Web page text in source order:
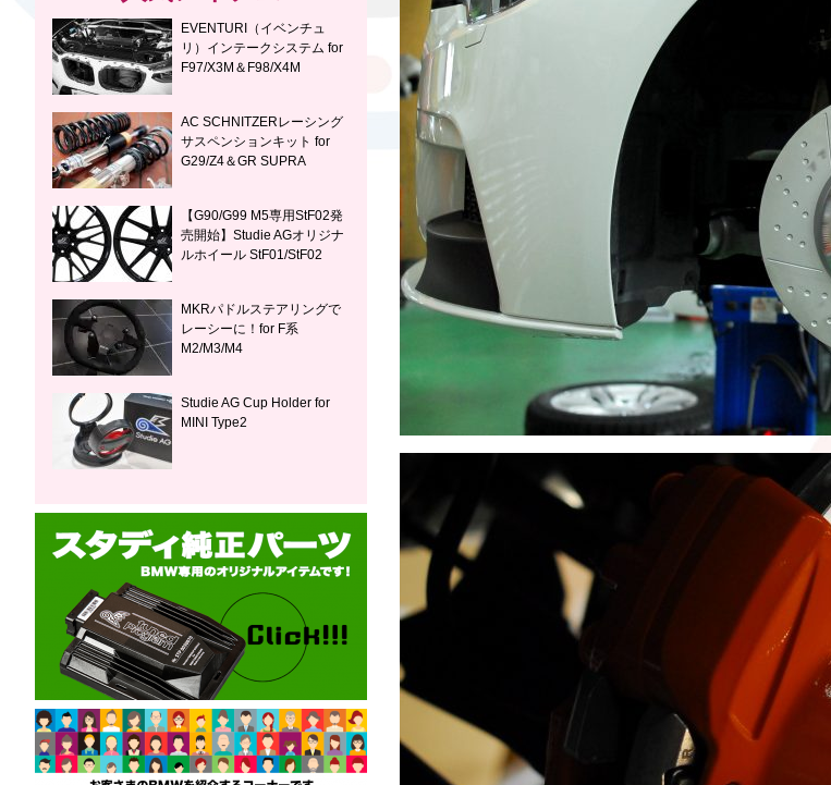
EVENTURI（イベンチュ
リ）インテークシステム for
F97/X3M＆F98/X4M
AC SCHNITZERレーシング
サスペンションキット for
G29/Z4＆GR SUPRA
【G90/G99 M5専用StF02発
売開始】Studie AGオリジナ
ルホイール StF01/StF02
MKRパドルステアリングで
レーシーに！for F系
M2/M3/M4
Studie AG Cup Holder for
MINI Type2